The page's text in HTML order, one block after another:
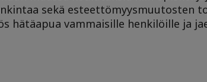
sekä esteettömyysmuutosten
hätäapua vammaisille henkilöille ja